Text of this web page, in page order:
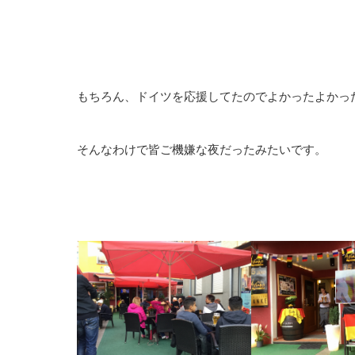
もちろん、ドイツを応援してたのでよかったよかっ
そんなわけで皆ご機嫌な夜だったみたいです。